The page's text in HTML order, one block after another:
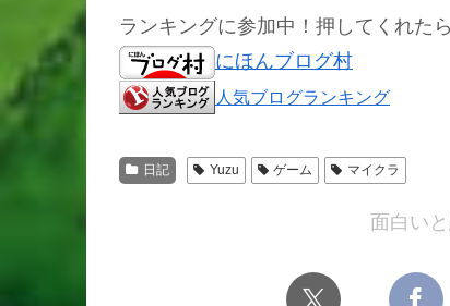
ランキングに参加中！押してくれた
にほんブログ村
人気ブログランキング
日記 Yuzu ゲーム マイクラ
面白い